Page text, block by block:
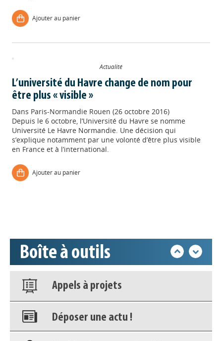
Ajouter au panier
Actualité
L’université du Havre change de nom pour
être plus « visible »
Dans Paris-Normandie Rouen (26 octobre 2016)
Depuis le 6 octobre, l’Université du Havre se nomme
Université Le Havre Normandie. Une décision qui
s’explique notamment par une volonté d’être plus visible
en France et à l’international.
Ajouter au panier
Boîte à outils
Appels à projets
Déposer une actu !
Nos veilles Scoop.it
Appels à projets
Déposer une actu !